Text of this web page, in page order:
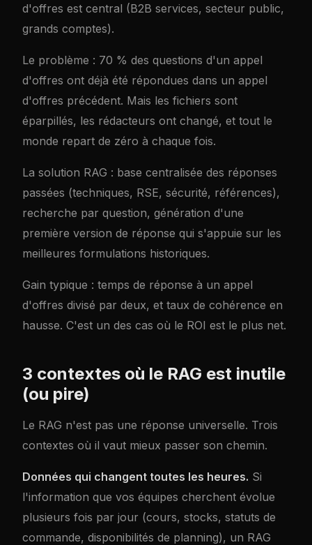
d'offres est central (B2B services, secteur public,
grands comptes).
Le problème : 70 % des questions d'un appel
d'offres ont déjà été répondues dans un appel
d'offres précédent. Mais les fichiers sont
éparpillés, les rédacteurs ont changé, et tout le
monde repart de zéro à chaque fois.
La solution RAG : base centralisée des réponses
passées (techniques, RSE, sécurité, références),
recherche par question, génération d'une
première version de réponse qui s'appuie sur les
meilleures formulations historiques.
Gain typique : temps de réponse à un appel
d'offres divisé par deux, et taux de cohérence en
hausse. C'est un des cas où le ROI est le plus net.
3 contextes où le RAG est inutile
(ou pire)
Le RAG n'est pas une réponse universelle. Trois
contextes où il vaut mieux passer son chemin.
Données qui changent toutes les heures. Si
l'information que vos équipes cherchent évolue
plusieurs fois par jour (cours, stocks, statuts de
commande, disponibilités de planning), un RAG